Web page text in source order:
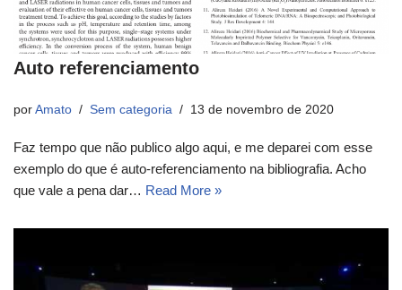
Auto referenciamento
por Amato Sem categoria 13 de novembro de 2020
Faz tempo que não publico algo aqui, e me deparei com esse
exemplo do que é auto-referenciamento na bibliografia. Acho
que vale a pena dar… Read More »